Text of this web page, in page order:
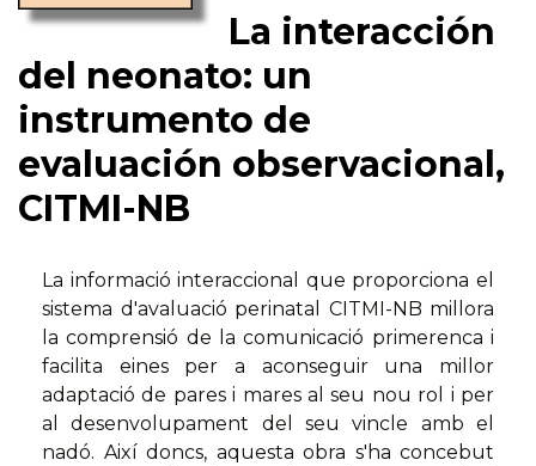
La interacción
del neonato: un
instrumento de
evaluación observacional,
CITMI-NB
La informació interaccional que proporciona el
sistema d'avaluació perinatal CITMI-NB millora
la comprensió de la comunicació primerenca i
facilita eines per a aconseguir una millor
adaptació de pares i mares al seu nou rol i per
al desenvolupament del seu vincle amb el
nadó. Així doncs, aquesta obra s'ha concebut